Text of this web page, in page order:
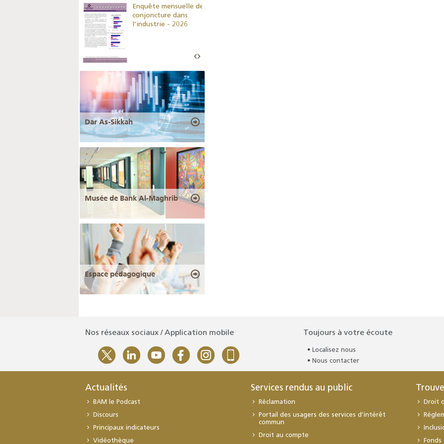
Enquête mensuelle de
conjoncture dans
l’industrie - 2026
Dar As-Sikkah
Musée de Bank Al-Maghrib
Espace pédagogique
Nos réseaux sociaux / Application mobile Toujours à votre écoute
Localisez nous
Nous contacter
Actualités
BAM le Podcast
Discours
Principaux indicateurs
Vidéothèque
Services rendus au public
Réclamation
Portail des usagers des services d’intérêt
commun
Droit au compte
Droit